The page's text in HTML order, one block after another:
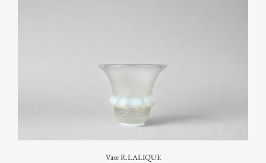
Vase R.LALIQUE